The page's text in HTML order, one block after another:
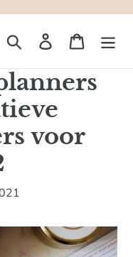
Zoeken Aanmelden
voor